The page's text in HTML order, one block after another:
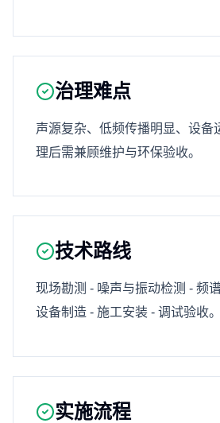
治理难点
声源复杂、低频传播明显、设备
理后需兼顾维护与环保验收。
技术路线
现场勘测 - 噪声与振动检测 - 频
设备制造 - 施工安装 - 调试验收。
实施流程